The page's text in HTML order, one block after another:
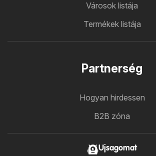
Városok listája
Termékek listája
Partnerség
Hogyan hirdessen
B2B zóna
Ujsagomat